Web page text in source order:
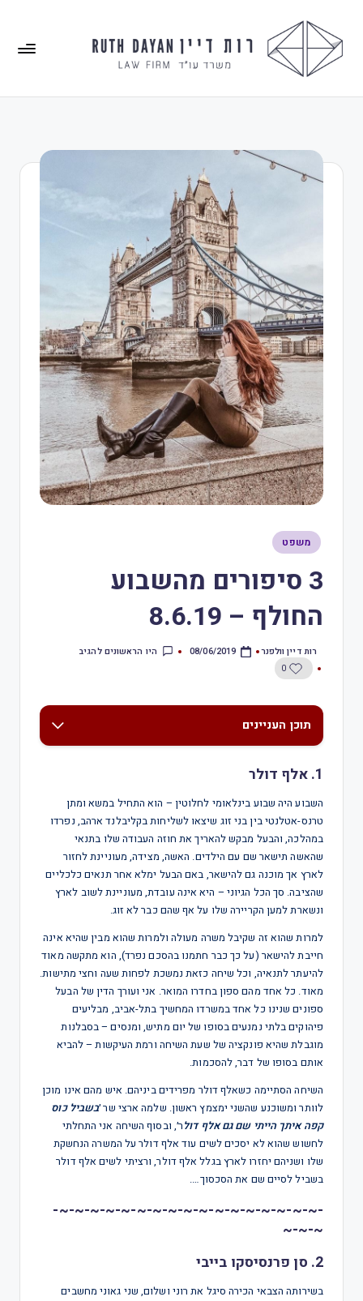
משפט
3 סיפורים מהשבוע
החולף – 8.6.19
רות דיין וולפנר 08/06/2019
היו הראשונים להגיב
0
תוכן העניינים
1. אלף דולר
השבוע היה שבוע בינלאומי לחלוטין – הוא התחיל במשא ומתן
טרנס-אטלנטי בין בני זוג שיצאו לשליחות בקליבלנד ארהב, נפרדו
במהלכה, והבעל מבקש להאריך את חוזה העבודה שלו בתנאי
שהאשה תישאר שם עם הילדים. האשה, מצידה, מעוניינת לחזור
לארץ אך מוכנה גם להישאר, באם הבעל ימלא אחר תנאים כלכליים
שהציבה. סך הכל הגיוני – היא אינה עובדת, מעוניינת לשוב לארץ
ונשארת למען הקריירה שלו על אף שהם כבר לא זוג.
למרות שהוא זה שקיבל משרה מעולה ולמרות שהוא מבין שהיא אינה
חייבת להישאר (על כך כבר חתמנו בהסכם נפרד), הוא מתקשה מאוד
להיעתר לתנאיה, וכל שיחה כזאת נמשכת לפחות שעה וחצי מתישות.
מאוד. כל אחד מהם ספון בחדרו המואר. אני ועורך הדין של הבעל
ספונים שנינו כל אחד במשרדו המחשיך בתל-אביב, מבליעים
פיהוקים בלתי נמנעים בסופו של יום מתיש, ומנסים – בסבלנות
מוגבלת שהיא פונקציה של שעת השיחה ורמת העיקשות – להביא
אותם בסופו של דבר, להסכמות.
השיחה הסתיימה כשאלף דולר מפרידים ביניהם. איש מהם אינו מוכן
לוותר ומשוכנע שהשני ימצמץ ראשון. שלמה ארצי שר ׳בשביל כוס
קפה איתך הייתי שם גם אלף דולר׳, ובסוף השיחה אני התחלתי
לחשוש שהוא לא יסכים לשים עוד אלף דולר על המשרה הנחשקת
שלו ושניהם יחזרו לארץ בגלל אלף דולר, ורציתי לשים אלף דולר
בשביל לסיים שם את הסכסוך….
-~-~-~-~-~-~-~-~-~-~-~-~-~-~-~-~-~-
~-~-~
2. סן פרנסיסקו בייבי
בשירותה הצבאי הכירה סיגל את רוני ושלום, שני גאוני מחשבים